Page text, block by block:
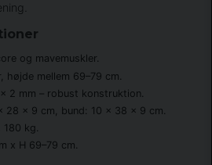
og mavemuskler.
højde mellem 69–79 cm.
2 mm – robust konstruktion.
28 x 9 cm, bund: 10 x 38 x 9 cm.
180 kg.
x H 69–79 cm.